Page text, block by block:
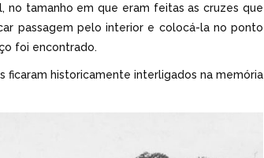
tamanho em que eram feitas as cruzes que
passagem pelo interior e colocá-la no ponto
foi encontrado.
ficaram historicamente interligados na memória